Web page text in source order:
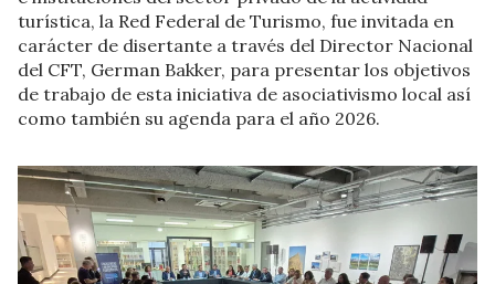
turística, la Red Federal de Turismo, fue invitada en
carácter de disertante a través del Director Nacional
del CFT, German Bakker, para presentar los objetivos
de trabajo de esta iniciativa de asociativismo local así
como también su agenda para el año 2026.